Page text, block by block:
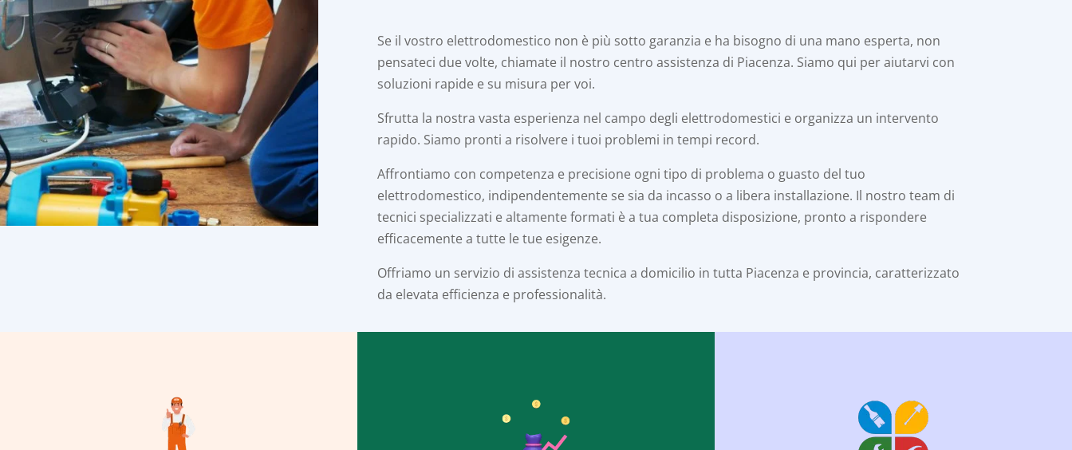
Se il vostro elettrodomestico non è più sotto garanzia e ha bisogno di una mano esperta, non
pensateci due volte, chiamate il nostro centro assistenza di Piacenza. Siamo qui per aiutarvi con
soluzioni rapide e su misura per voi.
Sfrutta la nostra vasta esperienza nel campo degli elettrodomestici e organizza un intervento
rapido. Siamo pronti a risolvere i tuoi problemi in tempi record.
Affrontiamo con competenza e precisione ogni tipo di problema o guasto del tuo
elettrodomestico, indipendentemente se sia da incasso o a libera installazione. Il nostro team di
tecnici specializzati e altamente formati è a tua completa disposizione, pronto a rispondere
efficacemente a tutte le tue esigenze.
Offriamo un servizio di assistenza tecnica a domicilio in tutta Piacenza e provincia, caratterizzato
da elevata efficienza e professionalità.